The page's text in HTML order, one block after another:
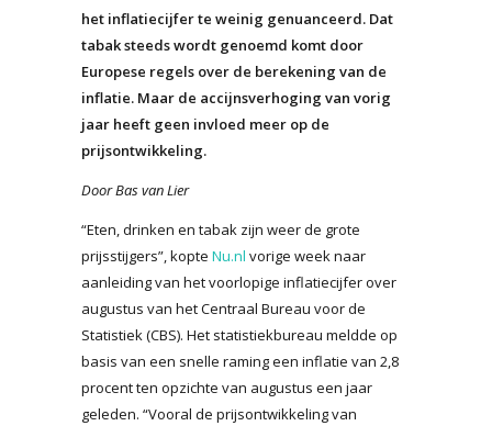
het inflatiecijfer te weinig genuanceerd. Dat
tabak steeds wordt genoemd komt door
Europese regels over de berekening van de
inflatie. Maar de accijnsverhoging van vorig
jaar heeft geen invloed meer op de
prijsontwikkeling.
Door Bas van Lier
“Eten, drinken en tabak zijn weer de grote
prijsstijgers”, kopte Nu.nl vorige week naar
aanleiding van het voorlopige inflatiecijfer over
augustus van het Centraal Bureau voor de
Statistiek (CBS). Het statistiekbureau meldde op
basis van een snelle raming een inflatie van 2,8
procent ten opzichte van augustus een jaar
geleden. “Vooral de prijsontwikkeling van